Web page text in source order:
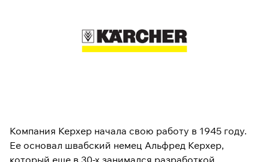
Компания Керхер начала свою работу в 1945 году.
Ее основал швабский немец Альфред Керхер,
который еще в 30-х занимался разработкой